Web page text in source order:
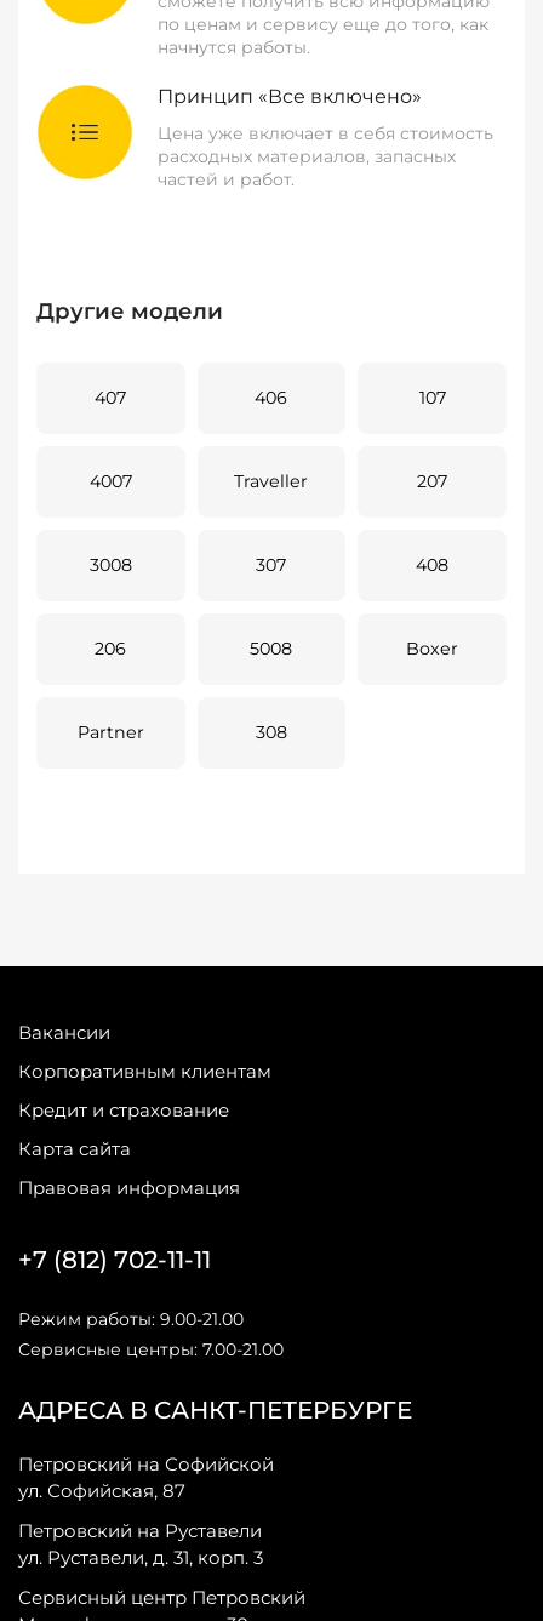
по ценам и сервису еще до того, как
начнутся работы.
Принцип «Все включено»
Цена уже включает в себя стоимость
расходных материалов, запасных
частей и работ.
Другие модели
407 406 107
4007 Traveller 207
3008 307 408
206 5008 Boxer
Partner 308
Вакансии
Корпоративным клиентам
Кредит и страхование
Карта сайта
Правовая информация
АДРЕСА В САНКТ-ПЕТЕРБУРГЕ
Петровский на Софийской
ул. Софийская, 87
Петровский на Руставели
ул. Руставели, д. 31, корп. 3
Сервисный центр Петровский
+7 (812) 702-11-11
Режим работы: 9.00-21.00
Сервисные центры: 7.00-21.00